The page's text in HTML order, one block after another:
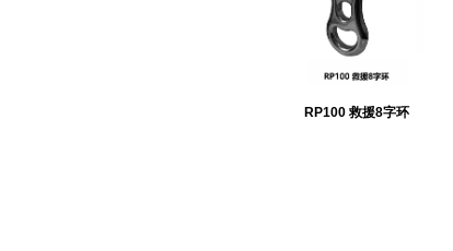
RP100 救援8字环